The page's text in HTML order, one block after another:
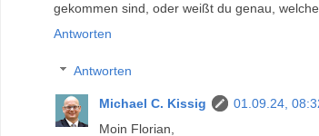
gekommen sind, oder weißt du genau,
Antworten
Antworten
Michael C. Kissig
01.09.24,
Moin Florian,